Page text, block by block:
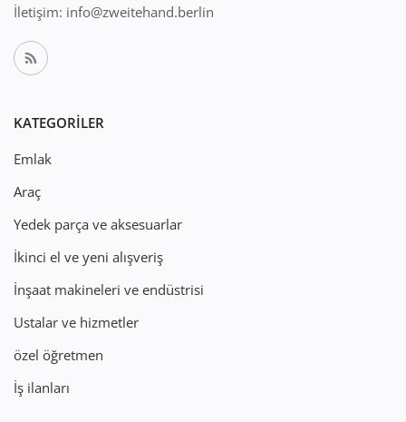
İletişim: info@zweitehand.berlin
KATEGORILER
Emlak
Araç
Yedek parça ve aksesuarlar
İkinci el ve yeni alışveriş
İnşaat makineleri ve endüstrisi
Ustalar ve hizmetler
özel öğretmen
İş ilanları